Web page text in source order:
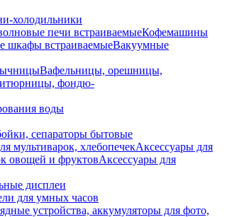
холодильники
печи встраиваемыеКофемашины
шкафы встраиваемыеВакуумные
Вафельницы, орешницы,
фондю-
воды
сепараторы бытовые
мультиварок, хлебопечекАксессуары для
овощей и фруктовАксессуары для
дисплеи
для умных часов
устройства, аккумуляторы для фото,